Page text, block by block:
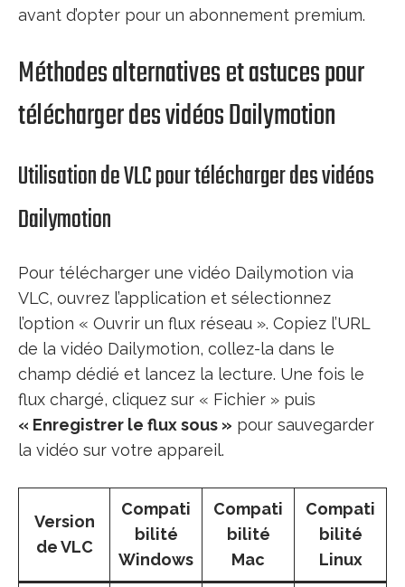
avant d’opter pour un abonnement premium.
Méthodes alternatives et astuces pour
télécharger des vidéos Dailymotion
Utilisation de VLC pour télécharger des vidéos
Dailymotion
Pour télécharger une vidéo Dailymotion via
VLC, ouvrez l’application et sélectionnez
l’option « Ouvrir un flux réseau ». Copiez l’URL
de la vidéo Dailymotion, collez-la dans le
champ dédié et lancez la lecture. Une fois le
flux chargé, cliquez sur « Fichier » puis
« Enregistrer le flux sous » pour sauvegarder
la vidéo sur votre appareil.
Version
de VLC
Compati
bilité
Windows
Compati
bilité
Mac
Compati
bilité
Linux